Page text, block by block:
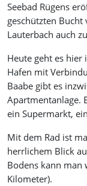
Seebad Rügens
geschützten Bucht
Lauterbach auch
Heute geht es hier
Hafen mit
Baabe gibt es
Apartmentanlage.
ein Supermarkt,
Mit dem Rad ist
herrlichem Blick
Bodens kann man
Kilometer).